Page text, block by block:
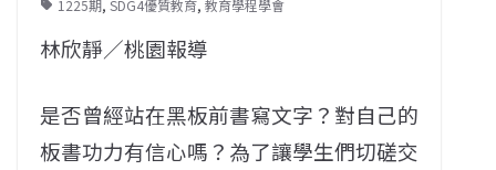
1225期, SDG4優質教育, 教育學程學會
林欣靜／桃園報導
是否曾經站在黑板前書寫文字？對自己的
板書功力有信心嗎？為了讓學生們切磋交